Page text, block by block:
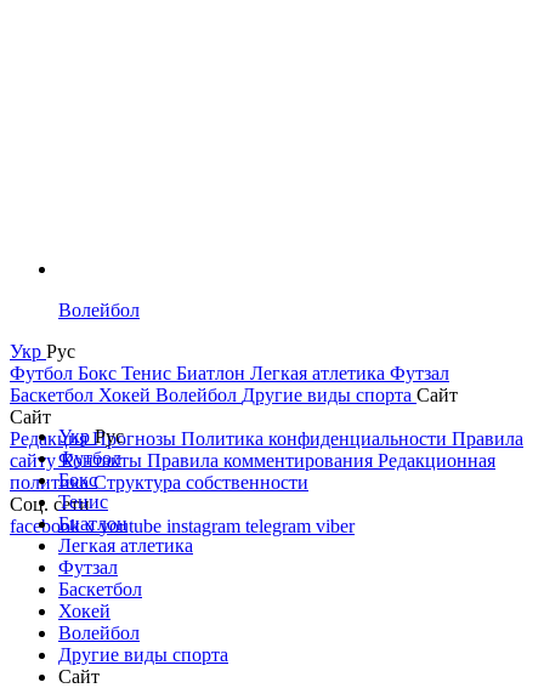
Волейбол
Укр Рус
Футбол Бокс Тенис Биатлон Легкая атлетика Футзал
Баскетбол Хокей Волейбол Другие виды спорта Сайт
Сайт
РедакцияПрогнозы Политика конфиденциальности Правила
сайтуКонтакты Правила комментирования Редакционная
политикаСтруктура собственности
Соц. сети
facebookxyoutube instagram telegram viber
УкрРус
Футбол
Бокс
Тенис
Биатлон
Легкая атлетика
Футзал
Баскетбол
Хокей
Волейбол
Другие виды спорта
Сайт